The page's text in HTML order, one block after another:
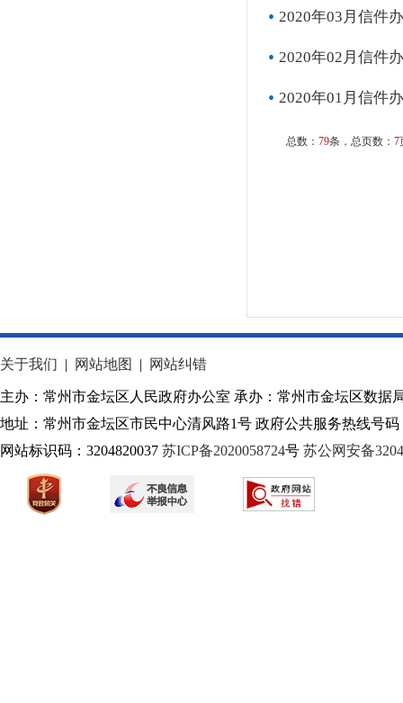
2020年03月信件
2020年02月信件
2020年01月信件
总数： 79条，总页数： 7
关于我们 | 网站地图 | 网站纠错
主办：常州市金坛区人民政府办公室 承办：常州市金坛区数据
地址：常州市金坛区市民中心清风路1号 政府公共服务热线号码
网站标识码：3204820037 苏ICP备2020058724号 苏公网安备